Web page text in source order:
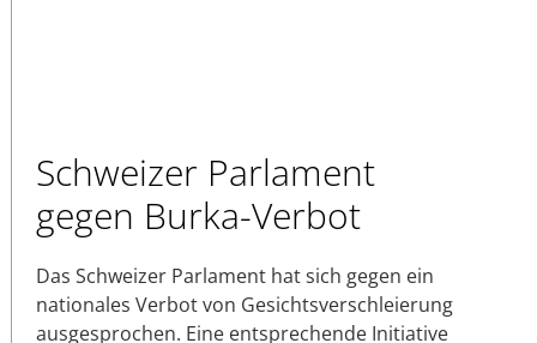
Schweizer Parlament
gegen Burka-Verbot
Das Schweizer Parlament hat sich gegen ein
nationales Verbot von Gesichtsverschleierung
ausgesprochen. Eine entsprechende Initiative